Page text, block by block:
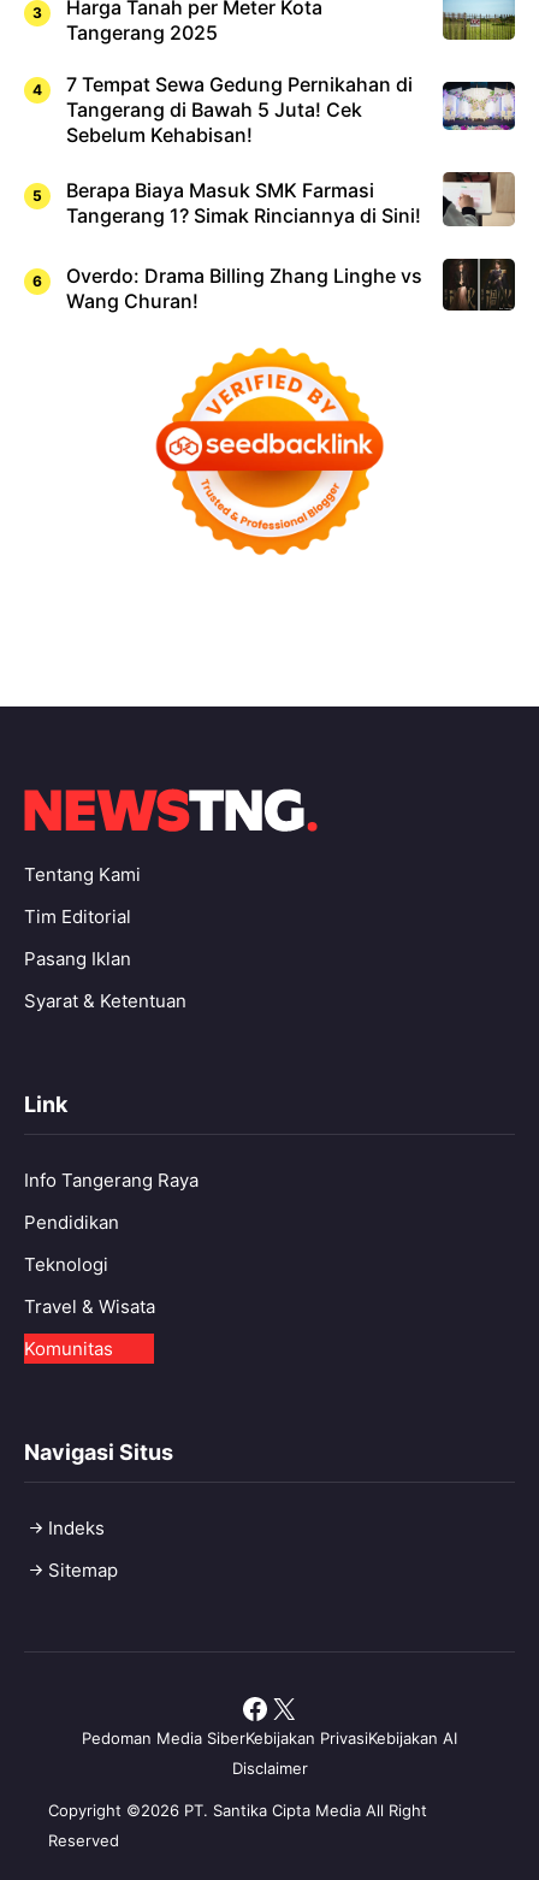
Harga Tanah per Meter Kota
Tangerang 2025
7 Tempat Sewa Gedung Pernikahan di
Tangerang di Bawah 5 Juta! Cek
Sebelum Kehabisan!
Berapa Biaya Masuk SMK Farmasi
Tangerang 1? Simak Rinciannya di Sini!
Overdo: Drama Billing Zhang Linghe vs
Wang Churan!
Tentang Kami
Tim Editorial
Pasang Iklan
Syarat & Ketentuan
Link
Info Tangerang Raya
Pendidikan
Teknologi
Travel & Wisata
Komunitas
Navigasi Situs
Indeks
Sitemap
Copyright ©2026 PT. Santika Cipta Media All Right
Reserved
Pedoman Media SiberKebijakan PrivasiKebijakan AI
Disclaimer
Facebook
X